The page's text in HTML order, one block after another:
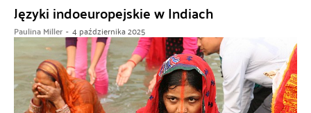
Języki indoeuropejskie w Indiach
Paulina Miller - 4 października 2025